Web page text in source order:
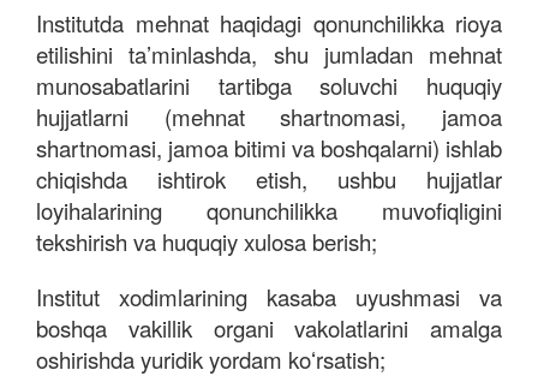
Institutda mehnat haqidagi qonunchilikka rioya
etilishini ta’minlashda, shu jumladan mehnat
munosabatlarini tartibga soluvchi huquqiy
hujjatlarni (mehnat shartnomasi, jamoa
shartnomasi, jamoa bitimi va boshqalarni) ishlab
chiqishda ishtirok etish, ushbu hujjatlar
loyihalarining qonunchilikka muvofiqligini
tekshirish va huquqiy xulosa berish;
Institut xodimlarining kasaba uyushmasi va
boshqa vakillik organi vakolatlarini amalga
oshirishda yuridik yordam koʻrsatish;